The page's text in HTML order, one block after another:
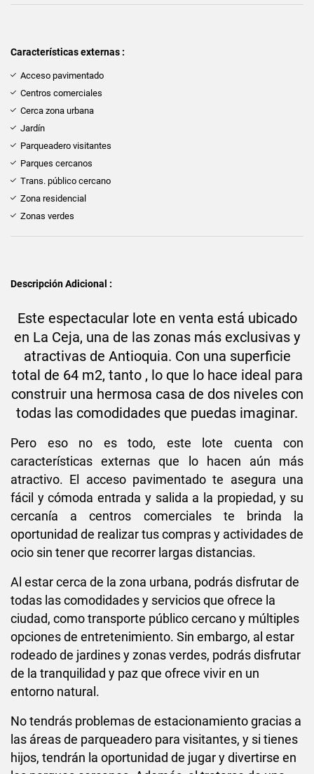
Características externas :
Acceso pavimentado
Centros comerciales
Cerca zona urbana
Jardín
Parqueadero visitantes
Parques cercanos
Trans. público cercano
Zona residencial
Zonas verdes
Descripción Adicional :
Este espectacular lote en venta está ubicado
en La Ceja, una de las zonas más exclusivas y
atractivas de Antioquia. Con una superficie
total de 64 m2, tanto , lo que lo hace ideal para
construir una hermosa casa de dos niveles con
todas las comodidades que puedas imaginar.
Pero eso no es todo, este lote cuenta con
características externas que lo hacen aún más
atractivo. El acceso pavimentado te asegura una
fácil y cómoda entrada y salida a la propiedad, y su
cercanía a centros comerciales te brinda la
oportunidad de realizar tus compras y actividades de
ocio sin tener que recorrer largas distancias.
Al estar cerca de la zona urbana, podrás disfrutar de
todas las comodidades y servicios que ofrece la
ciudad, como transporte público cercano y múltiples
opciones de entretenimiento. Sin embargo, al estar
rodeado de jardines y zonas verdes, podrás disfrutar
de la tranquilidad y paz que ofrece vivir en un
entorno natural.
No tendrás problemas de estacionamiento gracias a
las áreas de parqueadero para visitantes, y si tienes
hijos, tendrán la oportunidad de jugar y divertirse en